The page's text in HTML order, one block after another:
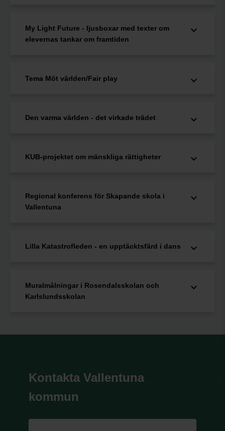
My Light Future - ljusboxar med texter om
elevernas tankar om framtiden
Tema Möt världen/Fair play
Den varma världen - det virkade trädet
KUB-projektet om mänskliga rättigheter
Regional konferens för Skapande skola i
Vallentuna
Lilla Katastrofleden - en upptäcktsfärd i dans
Muralmålningar i Rosendalsskolan och
Karlslundsskolan
Kontakta Vallentuna
kommun